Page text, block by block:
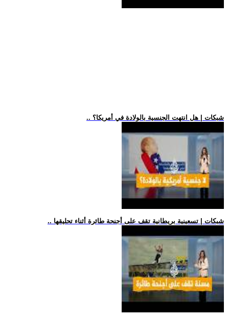
.. شبكات | هل انتهت الجنسية بالولادة في أمريكا؟
.. شبكات | تسعينية بريطانية تقف على أجنحة طائرة أثناء تحليقها